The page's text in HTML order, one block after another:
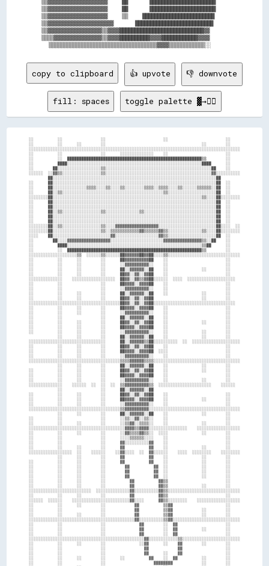
▒▒▓▓▓▓▓▓▓▓▓▓▓▓▓▓▓▓▓▓▓▓    ██      ██████████████████████
▒▒▓▓▓▓▓▓▓▓▓▓▓▓▓▓▓▓▓▓▓▓    ▒▒    ████████████████████████
▒▒▓▓▓▓▓▓▓▓▓▓▓▓▓▓▓▓▓▓▓▓▓▓      ██████████████████████████
▒▒▓▓▓▓▓▓▓▓▓▓▓▓▓▓▓▓▓▓▒▒▓▓▓▓████████████████████████████▓▓
▒▒▒▒▓▓▓▓▓▓▓▓▓▓▓▓▓▓▓▓▒▒▓▓▓▓██████████▓▓▓▓████████████▓▓▓▓
copy to clipboard 👍 upvote 👎 downvote
fill: spaces toggle palette ▓→✊🏽
░░          ░░                ░░                        ░░                        ░░
░░          ░░      ░░        ░░                                        ░░        ░░
░░░░░░░░░░░░░░░░░░░░░░░░░░░░░░░░░░░░░░░░░░░░░░░░░░░░░░░░░░░░░░░░░░░░░░░░░░░░░░░░░░░░░░░░
░░          ░░                ░░      ░░░░░░░░░░░░░░    ░░                        ░░
░░          ░░  ████████████████████████████████████████████████████████▒▒        ░░
░░          ████░░░░░░░░░░░░░░░░░░░░░░░░░░░░░░░░░░░░░░░░░░░░░░░░░░░░░░░░████      ░░
░░        ██░░░░░░░░░░░░░░░░░░▒▒░░░░░░░░░░░░░░░░░░░░░░░░░░░░░░░░░░░░░░░░░░░░██    ░░
░░░░░░  ░░▓▓▒▒░░░░░░░░░░░░░░░░▒▒░░░░░░░░░░░░░░░░░░░░░░░░░░░░░░░░░░░░░░░░░░░░▓▓░░░░░░░░░░
        ██░░░░░░░░░░░░░░░░░░░░░░░░░░░░░░░░░░░░░░░░░░░░░░░░░░░░░░░░░░░░░░░░░░░░██
░░      ██░░░░░░░░░░░░░░░░░░░░░░░░░░░░░░░░░░░░░░░░░░░░░░░░░░░░░░░░░░░░░░░░░░░░██  ░░
░░      ██░░░░░░░░░░░░░░▒▒▒▒░░░░▒▒░░░░▒▒░░░░░░░░▒▒▒▒░░▒▒▒▒░░░░▒▒░░░░░░▒▒▒▒▒▒░░██  ░░
░░      ██░░▒▒░░░░░░░░░░░░░░░░░░░░░░░░░░░░░░░░░░░░░░░░░░▒▒░░░░░░░░░░░░░░░░░░░░██  ░░
░░░░░░░░██░░░░░░░░░░░░░░░░░░░░░░░░░░░░░░░░░░░░░░░░░░░░░░░░░░░░░░░░░░░░░░▒▒░░░░██░░░░░░░░
░░      ██░░░░░░░░░░░░░░░░░░░░░░░░░░░░░░░░░░░░░░░░░░░░░░░░░░░░░░░░░░░░░░░░░░░░██  ░░
░░      ██░░░░░░░░░░░░░░░░░░░░░░░░░░░░░░░░░░░░░░░░░░░░░░░░░░░░░░░░░░░░░░░░░░░░██  ░░
░░      ██░░▒▒░░░░░░░░░░░░░░░░▒▒░░░░░░░░░░░░░░▒▒░░░░░░░░░░░░░░░░░░░░░░░░░░░░░░██  ░░
░░      ██░░░░░░░░░░░░░░░░░░░░░░░░░░░░░░░░░░░░░░░░░░░░░░░░░░░░░░░░░░░░░░░░░░░░██  ░░
░░      ██░░░░░░░░░░░░░░░░░░░░░░░░░░░░░░░░░░░░░░░░░░░░░░░░░░░░░░░░░░░░░░░░░░░░██  ░░
░░░░░░░░██░░▒▒░░░░░░░░░░░░░░░░▒▒░░░░▓▓▓▓▓▓▓▓▓▓▓▓▓▓▓▓▓▓░░░░░░░░░░░░░░░░░░░░░░░░██░░░░  ░░
░░░░░░░░██░░░░░░░░░░░░░░░░░░░░▒▒░░▒▒▒▒▒▒▒▒▒▒▒▒▓▓▒▒▒▒▒▒▓▓▒▒░░░░░░░░░░░░░░▒▒░░░░██░░░░░░░░
░░░░    ██░░░░░░░░░░░░░░░░░░░░░░░░▓▓░░░░░░░░░░░░░░░░░░▓▓▒▒░░░░░░░░░░░░░░░░░░░░██  ░░
░░        ██░░░░▓▓▓▓▓▓▓▓▓▓▓▓▓▓▓▓▓▓░░░░░░░░░░░░░░░░░░░░░░▓▓▓▓▓▓▓▓▓▓▓▓▓▓▓▓▒▒░░██    ░░
░░          ████░░░░░░░░░░░░░░░░░░░░░░░░░░░░░░░░░░░░░░░░░░░░░░░░░░░░░░░░▒▒██      ░░
░░          ░░  ████████████████████████████████████████████████████████▒▒        ░░
░░░░░░░░░░░░░░░░░░░░▒▒  ░░░░░░▒▒░░░░░░██▓▓▓▓▓▓██▓▓██░░░░▒▒░░░░░░░░░░░░░░░░░░░░░░░░░░░░░░
░░          ░░      ░░        ░░      ██▓▓▓▓▓▓▓▓▓▓██    ░░                        ░░
░░          ░░      ░░        ░░      ░░▓▓▓▓▓▓▓▓▓▓░░    ░░                        ░░
░░          ░░      ░░        ░░      ██░░▓▓▓▓▓▓░░██    ░░              ░░        ░░
░░          ░░      ░░        ░░      ██▓▓░░▓▓░░▓▓██    ░░                        ░░
░░░░░░░░░░░░░░    ░░░░░░░░░░░░░░░░░░  ██▓▓░░▓▓▒▒▓▓██░░░░░░  ░░░░  ░░░░░░░░░░░░░░░░░░░░
░░          ░░                ░░      ██▓▓▓▓░░▓▓▓▓██    ░░                        ░░
░░          ░░                ░░      ░░▓▓▓▓▓▓▓▓▓▓░░    ░░                        ░░
░░          ░░      ░░        ░░      ██░░▓▓▓▓▓▓░░██    ░░              ░░        ░░
░░          ░░      ░░        ░░      ██▓▓░░▓▓░░▓▓██                    ░░        ░░
░░░░░░░░░░░░░░░░░░░░░░░░░░░░░░░░░░░░░░██▓▓░░▓▓░░▓▓██░░░░░░░░░░░░░░░░░░░░░░░░░░░░░░░░░░
░░          ░░      ░░        ░░      ██▓▓▓▓░░▓▓▓▓██    ░░                        ░░
░░          ░░      ░░        ░░      ░░▓▓▓▓▓▓▓▓▓▓░░    ░░                        ░░
░░          ░░                ░░      ██░░▓▓▓▓▓▓░░██    ░░                        ░░
░░          ░░      ░░        ░░      ██▓▓░░▓▓░░▓▓██    ░░              ░░        ░░
░░          ░░      ░░        ░░      ██▓▓▓▓░░▓▓▓▓██    ░░                        ░░
░░          ░░      ░░        ░░      ░░▓▓▓▓▓▓▓▓▓▓░░    ░░              ░░        ░░
            ░░      ░░        ░░      ██░░▓▓▓▓▓▓░░██    ░░              ░░        ░░
░░░░░░░░░░░░░░░░░░░░░░░░░░░░░░░░      ██░░▓▓▓▓▓▓▒▒██░░░░░░░░░░  ░░  ░░░░░░░░░░░░░░░░░░░░
░░          ░░      ░░        ░░      ██▓▓░░▓▓░░▓▓██    ░░                        ░░
░░          ░░      ░░        ░░      ██▓▓▓▓░░▓▓▓▓██  ░░░░                        ░░
░░          ░░      ░░        ░░      ░░▓▓▓▓▓▓▓▓▓▓░░    ░░                        ░░
░░░░░░░░░░░░░░░░░░░░░░░░░░░░░░░░░░░░░░▒▒▒▒▓▓▓▓▓▓▒▒▒▒░░░░░░░░░░░░░░░░░░░░░░░░░░░░░░░░░░░░
            ░░      ░░        ░░      ██░░▓▓▓▓▓▓░░██    ░░              ░░        ░░
░░          ░░      ░░        ░░      ██▓▓░░▓▓░░▓▓██    ░░              ░░        ░░
░░          ░░      ░░        ░░      ██▓▓▓▓░░▓▓▓▓██    ░░                        ░░
░░          ░░      ░░        ░░      ░░▓▓▓▓▓▓▓▓▓▓░░    ░░              ░░        ░░
░░░░░░░░░░░░░░    ░░░░░░  ░░  ░░  ░░  ▒▒▓▓▓▓▓▓▓▓▓▓▒▒  ░░░░░░░░░░░░░░░░░░░░░░    ░░░░░░
            ░░                ░░      ██░░▓▓▓▓▓▓░░██
░░          ░░      ░░        ░░      ██▓▓░░▓▓░░▓▓██    ░░                        ░░
░░          ░░      ░░        ░░      ██▓▓▓▓░░▓▓▓▓██    ░░              ░░        ░░
░░          ░░      ░░        ░░      ░░▓▓▓▓▓▓▓▓▓▓░░    ░░                        ░░
░░░░░░░░░░░░░░░░░░░░░░░░░░░░░░░░░░░░░░▒▒▓▓▓▓▓▓▓▓▓▓░░░░░░░░░░░░░░░░░░░░░░░░░░░░░░░░░░░░░░
            ░░      ░░        ░░      ██░░▓▓▓▓▓▓░░██    ░░              ░░        ░░
░░          ░░                ░░      ░░▒▒░░▓▓░░▒▒░░    ░░                        ░░
░░          ░░      ░░        ░░      ░░▒▒▓▓░░▒▒▒▒░░    ░░              ░░        ░░
░░░░░░░░░░░░░░░░░░░░░░░░░░░░░░░░░░░░░░░░▓▓▓▓▒▒▓▓▓▓░░░░░░░░░░░░░░░░    ░░░░░░░░░░░░░░░░░░
░░          ░░      ░░        ░░      ░░▓▓▒▒▒▒▓▓▒▒░░  ░░░░              ░░        ░░
░░          ░░                ░░      ░░░░▒▒▒▒▒▒░░░░    ░░                        ░░
░░          ░░                ░░      ▓▓░░░░░░░░░░▓▓    ░░                        ░░
░░          ░░      ░░        ░░      ▓▓          ▓▓    ░░              ░░        ░░
░░░░░░░░░░░░░░░░░░  ░░    ░░░░░░    ░░▓▓░░░░  ░░  ▓▓░░░░░░    ░░░░  ░░░░░░░░    ░░░░░░░░
            ░░      ░░        ░░      ▓▓          ▓▓    ░░              ░░        ░░
░░          ░░      ░░        ░░      ▓▓          ▓▓    ░░              ░░        ░░
░░          ░░      ░░        ░░        ▓▓          ▓▓  ░░              ░░        ░░
░░          ░░      ░░        ░░        ▓▓          ▓▓  ░░              ░░        ░░
░░          ░░      ░░        ░░        ▓▓          ▓▓  ░░              ░░        ░░
░░          ░░      ░░        ░░          ▓▓          ▓▓▒▒                        ░░
░░          ░░      ░░        ░░          ▓▓          ▓▓▒▒              ░░        ░░
░░░░░░░░░░░░░░░░░░░░░░░░░░  ░░░░░░░░░░░░░░▓▓░░░░░░░░░░▓▓▒▒░░░░░░░░░░░░░░░░░░░░░░░░░░░░░░
░░          ░░      ░░        ░░          ▓▓          ▓▓▒▒                        ░░
░░░░░░  ░░░░░░    ░░░░░░░░░░░░░░░░░░░░░░░░▓▓░░░░      ▓▓▒▒░░░░░░░░    ░░░░░░░░░░░░░░░░░░
░░          ░░      ░░        ░░            ▓▓          ▒▒▓▓                      ░░
░░          ░░                ░░            ▓▓          ▒▒▓▓            ░░        ░░
░░          ░░      ░░        ░░            ▓▓          ▒▒▓▓            ░░        ░░
░░░░░░░░░░░░░░░░░░░░░░░░░░░░░░░░░░░░░░░░░░░░▓▓░░░░░░░░░░▒▒▓▓░░░░░░░░░░░░░░░░░░░░░░░░░░░░
░░          ░░                ░░              ▓▓        ░░  ▓▓                    ░░
░░          ░░                ░░              ▓▓        ░░  ▓▓          ░░        ░░
░░          ░░                ░░              ▓▓        ░░  ▓▓                    ░░
░░░░░░░░░░░░░░░░░░░░░░░░░░░░░░░░░░░░░░░░░░░░░░░░▓▓░░░░░░░░░░░░▒▒░░░░░░░░░░░░░░░░░░░░░░░░
░░          ░░      ░░        ░░              ░░▓▓      ░░    ▓▓        ░░        ░░
░░          ░░                ░░                ▓▓            ▓▓                  ░░
░░          ░░                ░░                ▓▓      ░░    ▓▓                  ░░
░░          ░░      ░░        ░░      ░░          ▓▓    ░░  ▓▓          ░░        ░░
░░          ░░                ░░                    ▓▓▓▓▓▓▓▓            ░░        ░░